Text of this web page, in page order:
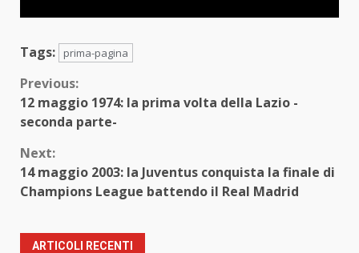
Tags: prima-pagina
Continue
Reading
Previous:
12 maggio 1974: la prima volta della Lazio -
seconda parte-
Next:
14 maggio 2003: la Juventus conquista la finale di
Champions League battendo il Real Madrid
ARTICOLI RECENTI